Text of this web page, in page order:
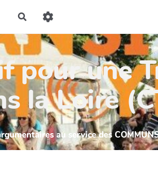
Rechercher
pour une
la Loire
au service des